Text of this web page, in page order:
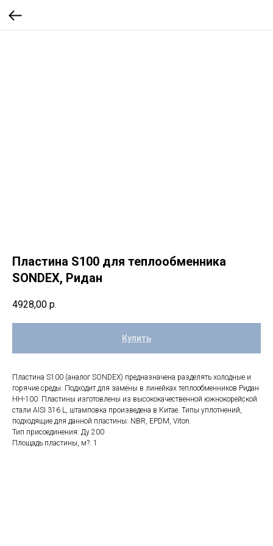
Пластина S100 для теплообменника
SONDEX, Ридан
4928,00 р.
Купить
Пластина S100 (аналог SONDEX) предназначена разделять холодные и
горячие среды. Подходит для замены в линейках теплообменников Ридан
НН-100. Пластины изготовлены из высококачественной южнокорейской
стали AISI 316 L, штамповка произведена в Китае. Типы уплотнений,
подходящие для данной пластины: NBR, EPDM, Viton.
Тип присоединения: Ду 200
Площадь пластины, м?: 1